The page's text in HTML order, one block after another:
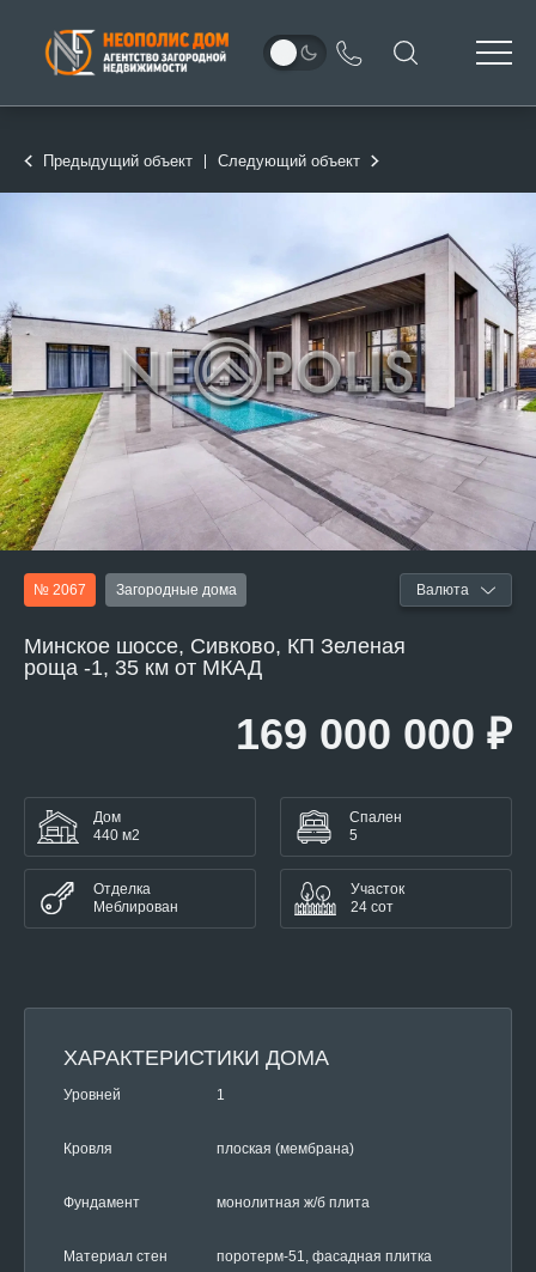
Предыдущий объект Следующий объект
№ 2067 Загородные дома
Минское шоссе, Сивково, КП Зеленая
роща -1, 35 км от МКАД
Валюта
169 000 000 ₽
Дом
440 м2
Спален
5
Отделка
Меблирован
Участок
24 сот
ХАРАКТЕРИСТИКИ ДОМА
Уровней 1
Кровля плоская (мембрана)
Фундамент монолитная ж/б плита
Материал стен поротерм-51, фасадная плитка